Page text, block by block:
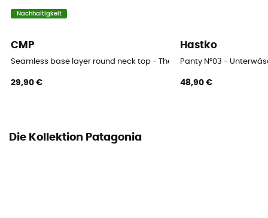
Merinowolle
Nachhaltigkeit
CMP
Seamless base layer round neck top - Thermounterwäsche -
29,90 €
Hastko
Panty N°03 -
48,90 €
Die Kollektion Patagonia